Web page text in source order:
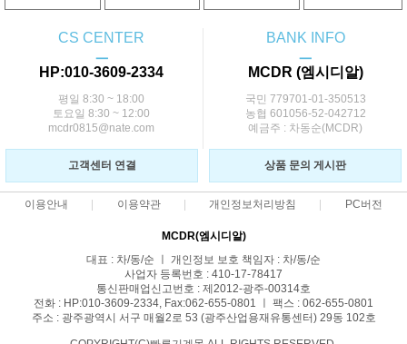
CS CENTER
ㅡ
HP:010-3609-2334
평일 8:30 ~ 18:00
토요일 8:30 ~ 12:00
mcdr0815@nate.com
BANK INFO
ㅡ
MCDR (엠시디알)
국민 779701-01-350513
농협 601056-52-042712
예금주 : 차동순(MCDR)
고객센터 연결 상품 문의 게시판
이용안내 이용약관 개인정보처리방침 PC버전
MCDR(엠시디알)
대표 : 차/동/순 ㅣ 개인정보 보호 책임자 : 차/동/순
사업자 등록번호 : 410-17-78417
통신판매업신고번호 : 제2012-광주-00314호
전화 : HP:010-3609-2334, Fax:062-655-0801 ㅣ 팩스 : 062-655-0801
주소 : 광주광역시 서구 매월2로 53 (광주산업용재유통센터) 29동 102호